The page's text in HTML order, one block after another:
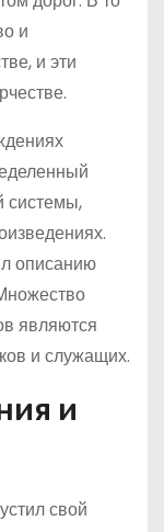
и
и эти
системы,
описанию
являются
и служащих.
и
свой